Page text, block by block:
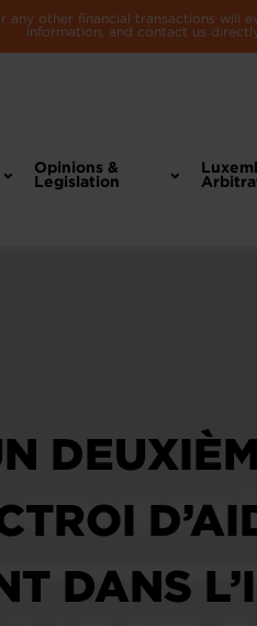
other financial transactions
information, and contact us
Opinions &
Legislation
DANS